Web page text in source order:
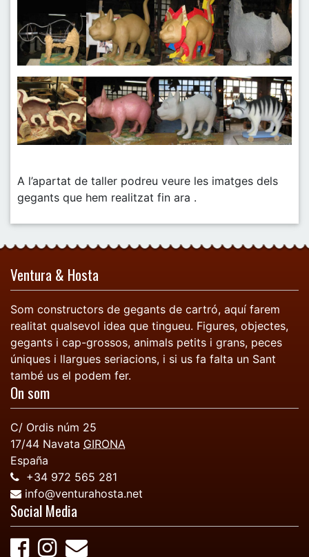
A l’apartat de taller podreu veure les imatges dels
gegants que hem realitzat fin ara .
Ventura & Hosta
Som constructors de gegants de cartró, aquí farem
realitat qualsevol idea que tingueu. Figures, objectes,
gegants i cap-grossos, animals petits i grans, peces
úniques i llargues seriacions, i si us fa falta un Sant
també us el podem fer.
On som
C/ Ordis núm 25
17/44 Navata GIRONA
España
+34 972 565 281
info@venturahosta.net
Social Media